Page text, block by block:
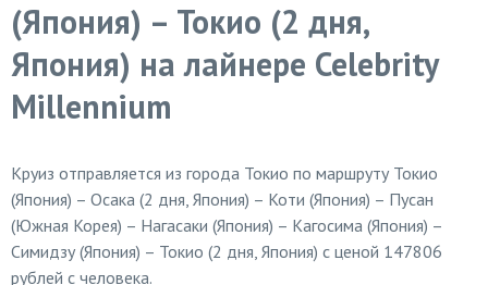
(Япония) – Токио (2 дня,
Япония) на лайнере Celebrity
Millennium
Круиз отправляется из города Токио по маршруту Токио
(Япония) – Осака (2 дня, Япония) – Коти (Япония) – Пусан
(Южная Корея) – Нагасаки (Япония) – Кагосима (Япония) –
Симидзу (Япония) – Токио (2 дня, Япония) с ценой 147806
рублей с человека.